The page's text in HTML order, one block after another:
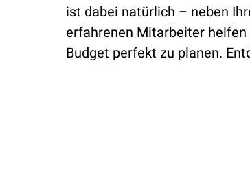
ist dabei natürlich – neben
erfahrenen Mitarbeiter
Budget perfekt zu planen.